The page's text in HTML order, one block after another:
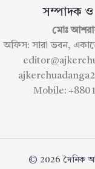
সম্পাদক ও
মোঃ
অফিস: সারা ভবন,
Mobile: +880
© 2026 দৈনিক